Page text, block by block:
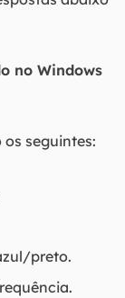
no Windows
os seguintes:
preto.